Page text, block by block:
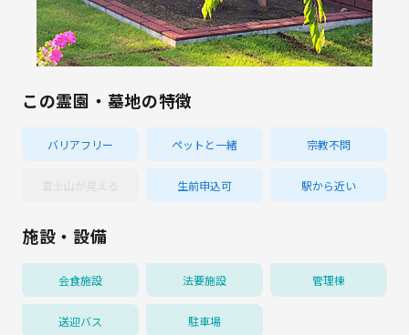
この霊園・墓地の特徴
バリアフリー ペットと一緒 宗教不問
生前申込可 駅から近い
施設・設備
会食施設 法要施設 管理棟
送迎バス 駐車場